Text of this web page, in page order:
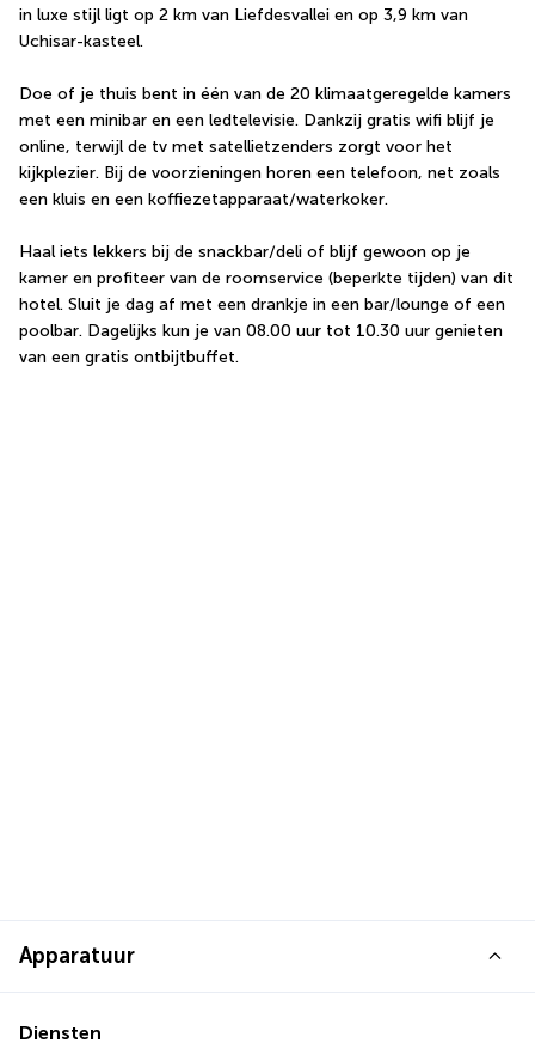
in luxe stijl ligt op 2 km van Liefdesvallei en op 3,9 km van
Uchisar-kasteel.
Doe of je thuis bent in één van de 20 klimaatgeregelde kamers
met een minibar en een ledtelevisie. Dankzij gratis wifi blijf je
online, terwijl de tv met satellietzenders zorgt voor het
kijkplezier. Bij de voorzieningen horen een telefoon, net zoals
een kluis en een koffiezetapparaat/waterkoker.
Haal iets lekkers bij de snackbar/deli of blijf gewoon op je
kamer en profiteer van de roomservice (beperkte tijden) van dit
hotel. Sluit je dag af met een drankje in een bar/lounge of een
poolbar. Dagelijks kun je van 08.00 uur tot 10.30 uur genieten
van een gratis ontbijtbuffet.
Apparatuur
Diensten